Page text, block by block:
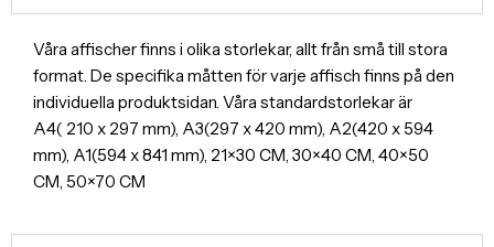
Våra affischer finns i olika storlekar, allt från små till stora
format. De specifika måtten för varje affisch finns på den
individuella produktsidan. Våra standardstorlekar är
A4( 210 x 297 mm), A3(297 x 420 mm), A2(420 x 594
mm), A1(594 x 841 mm), 21×30 CM, 30×40 CM, 40×50
CM, 50×70 CM